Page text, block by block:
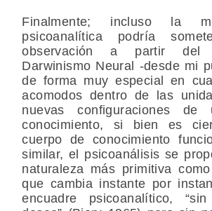
Finalmente; incluso la
psicoanalítica podría
observación a partir del
Darwinismo Neural -desde mi
de forma muy especial en
acomodos dentro de las
nuevas configuraciones
conocimiento, si bien es
cuerpo de conocimiento
similar, el psicoanálisis se
naturaleza más primitiva
que cambia instante por
encuadre psicoanalítico,